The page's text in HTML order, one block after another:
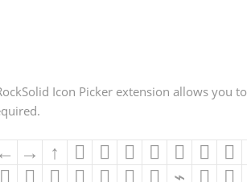
Icon Picker extension allows you to